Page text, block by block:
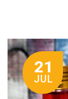
21
JUL